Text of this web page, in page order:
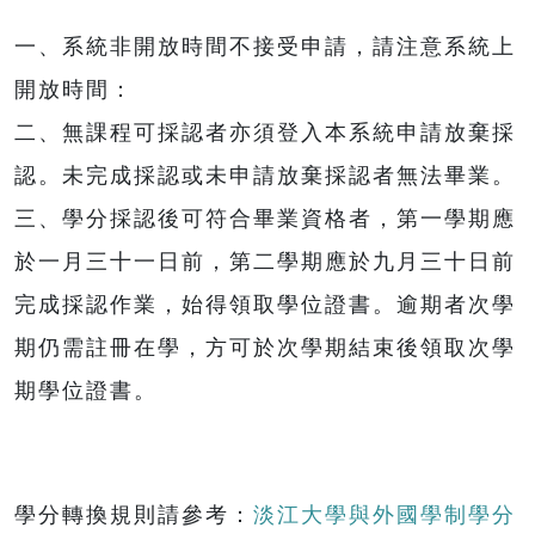
一、系統非開放時間不接受申請，請注意系統上
開放時間：
二、無課程可採認者亦須登入本系統申請放棄採
認。未完成採認或未申請放棄採認者無法畢業。
三、學分採認後可符合畢業資格者，第一學期應
於一月三十一日前，第二學期應於九月三十日前
完成採認作業，始得領取學位證書。逾期者次學
期仍需註冊在學，方可於次學期結束後領取次學
期學位證書。
學分轉換規則請參考： 淡江大學與外國學制學分